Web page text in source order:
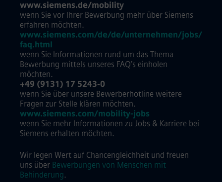
www.siemens.de/mobility
wenn Sie vor Ihrer Bewerbung mehr über Siemens
erfahren möchten.
www.siemens.com/de/de/unternehmen/jobs/
faq.html
wenn Sie Informationen rund um das Thema
Bewerbung mittels unseres FAQ’s einholen
möchten.
+49 (9131) 17 5243-0
wenn Sie über unsere Bewerberhotline weitere
Fragen zur Stelle klären möchten.
www.siemens.com/mobility-jobs
wenn Sie mehr Informationen zu Jobs & Karriere bei
Siemens erhalten möchten.
Wir legen Wert auf Chancengleichheit und freuen
uns über Bewerbungen von Menschen mit
Behinderung.